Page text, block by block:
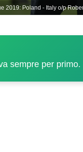
2019: Poland - Italy o/p
sempre per primo.